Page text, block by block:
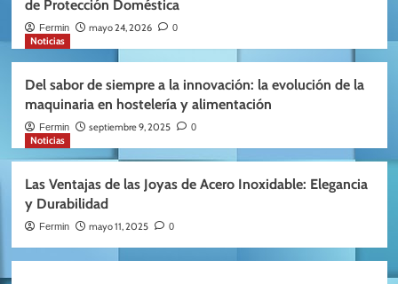
de Protección Doméstica
Fermin mayo 24, 2026 0
Noticias
Del sabor de siempre a la innovación: la evolución de la
maquinaria en hostelería y alimentación
Fermin septiembre 9, 2025 0
Noticias
Las Ventajas de las Joyas de Acero Inoxidable: Elegancia
y Durabilidad
Fermin mayo 11, 2025 0